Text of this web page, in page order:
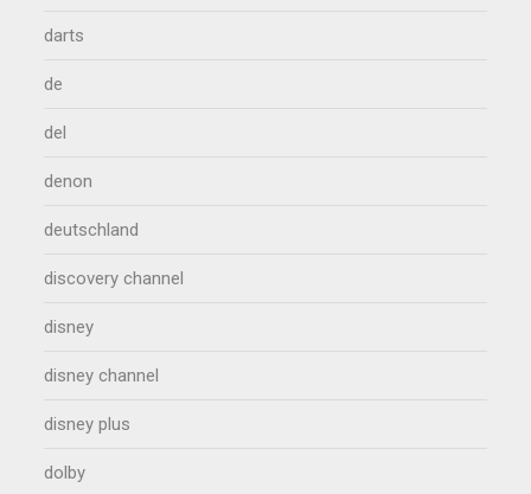
darts
de
del
denon
deutschland
discovery channel
disney
disney channel
disney plus
dolby